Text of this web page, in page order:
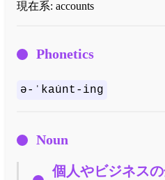
現在系: accounts
Phonetics
ə-ˈkau̇nt-ing
Noun
個人やビジネス